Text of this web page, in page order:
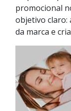
promocional
objetivo claro:
da marca e